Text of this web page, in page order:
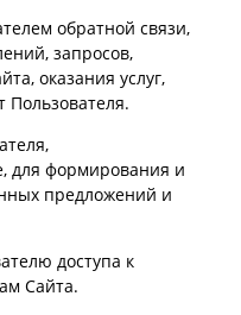
обратной связи,
запросов,
оказания услуг,
Пользователя.
для формирования и
предложений и
доступа к
Сайта.